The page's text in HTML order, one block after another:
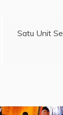
Satu Unit